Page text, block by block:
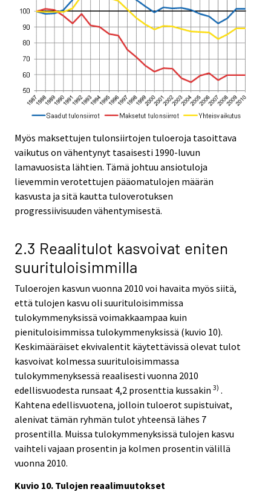
Myös maksettujen tulonsiirtojen tuloeroja tasoittava
vaikutus on vähentynyt tasaisesti 1990-luvun
lamavuosista lähtien. Tämä johtuu ansiotuloja
lievemmin verotettujen pääomatulojen määrän
kasvusta ja sitä kautta tuloverotuksen
progressiivisuuden vähentymisestä.
2.3 Reaalitulot kasvoivat eniten
suurituloisimmilla
Tuloerojen kasvun vuonna 2010 voi havaita myös siitä,
että tulojen kasvu oli suurituloisimmissa
tulokymmenyksissä voimakkaampaa kuin
pienituloisimmissa tulokymmenyksissä (kuvio 10).
Keskimääräiset ekvivalentit käytettävissä olevat tulot
kasvoivat kolmessa suurituloisimmassa
tulokymmenyksessä reaalisesti vuonna 2010
edellisvuodesta runsaat 4,2 prosenttia kussakin 3) .
Kahtena edellisvuotena, jolloin tuloerot supistuivat,
alenivat tämän ryhmän tulot yhteensä lähes 7
prosentilla. Muissa tulokymmenyksissä tulojen kasvu
vaihteli vajaan prosentin ja kolmen prosentin välillä
vuonna 2010.
Kuvio 10. Tulojen reaalimuutokset